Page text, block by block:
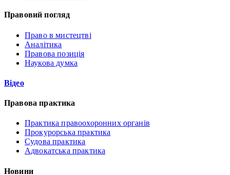
Правовий погляд
Право в мистецтві
Аналітика
Правова позиція
Наукова думка
Відео
Правова практика
Практика правоохоронних органів
Прокурорська практика
Судова практика
Адвокатська практика
Новини